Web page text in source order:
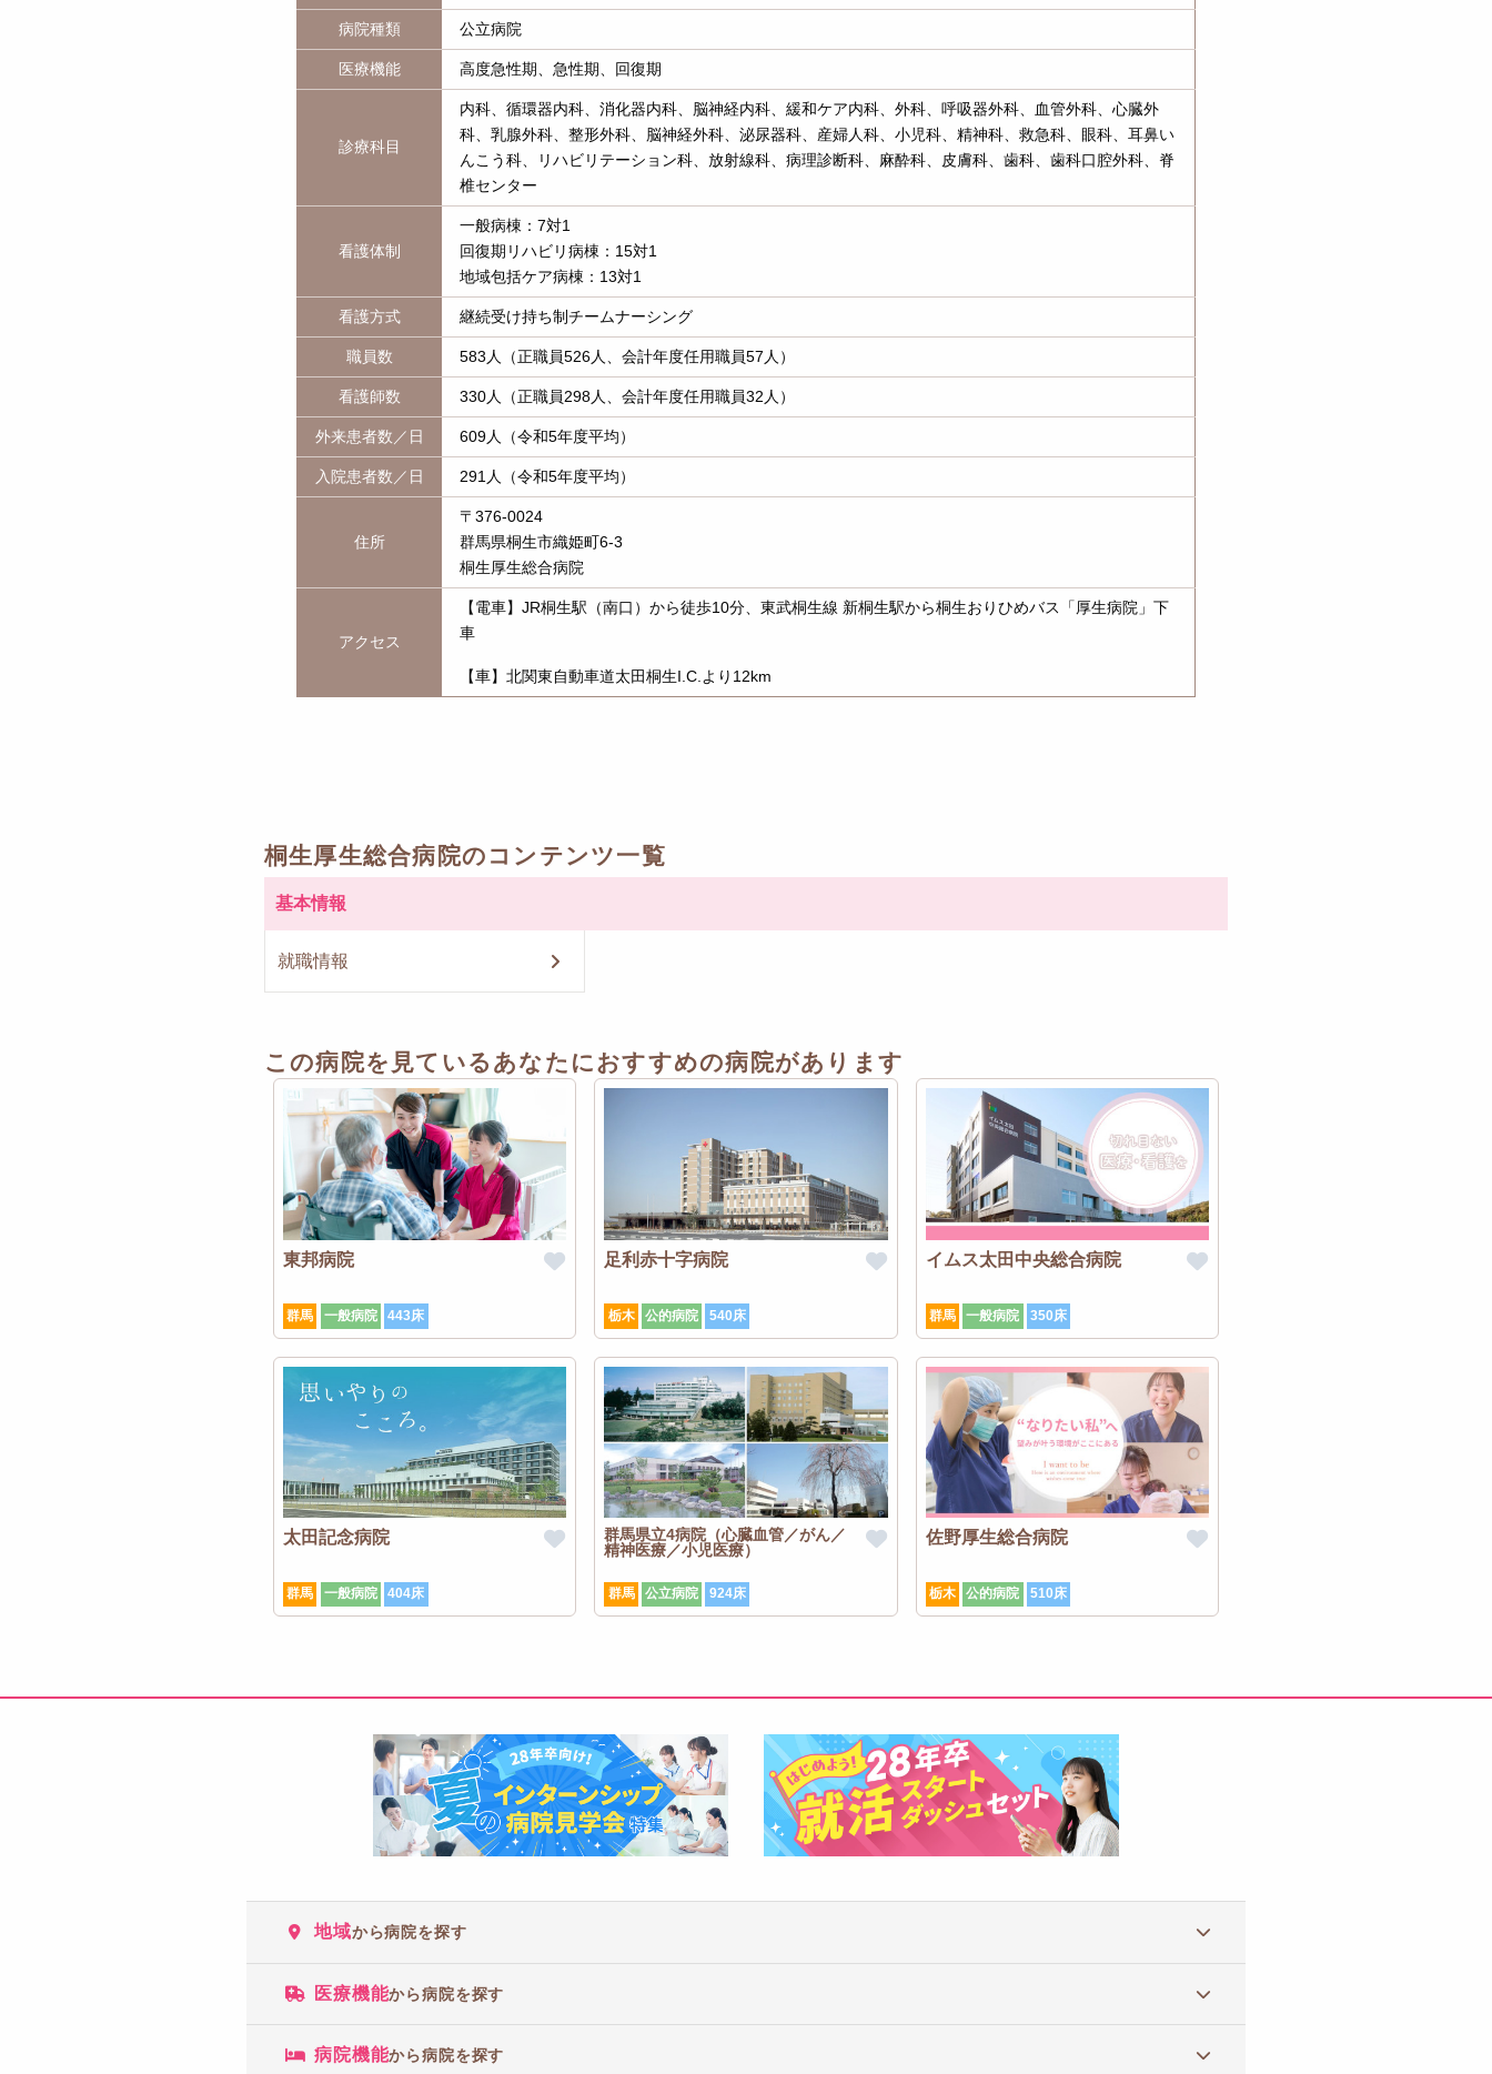
病院種類 公立病院
医療機能 高度急性期、急性期、回復期
診療科目
内科、循環器内科、消化器内科、脳神経内科、緩和ケア内科、外科、呼吸器外科、血管外科、心臓外
科、乳腺外科、整形外科、脳神経外科、泌尿器科、産婦人科、小児科、精神科、救急科、眼科、耳鼻い
んこう科、リハビリテーション科、放射線科、病理診断科、麻酔科、皮膚科、歯科、歯科口腔外科、脊
椎センター
看護体制
一般病棟：7対1
回復期リハビリ病棟：15対1
地域包括ケア病棟：13対1
看護方式 継続受け持ち制チームナーシング
職員数 583人（正職員526人、会計年度任用職員57人）
看護師数 330人（正職員298人、会計年度任用職員32人）
外来患者数／日 609人（令和5年度平均）
入院患者数／日 291人（令和5年度平均）
住所
〒376-0024
群馬県桐生市織姫町6-3
桐生厚生総合病院
アクセス
【電車】JR桐生駅（南口）から徒歩10分、東武桐生線 新桐生駅から桐生おりひめバス「厚生病院」下
車
【車】北関東自動車道太田桐生I.C.より12km
桐生厚生総合病院のコンテンツ一覧
基本情報
就職情報
この病院を見ているあなたにおすすめの病院があります
東邦病院
群馬 一般病院 443床
足利赤十字病院
栃木 公的病院 540床
イムス太田中央総合病院
群馬 一般病院 350床
太田記念病院
群馬 一般病院 404床
群馬県立4病院（心臓血管／がん／
精神医療／小児医療）
群馬 公立病院 924床
佐野厚生総合病院
栃木 公的病院 510床
地域から病院を探す
医療機能から病院を探す
病院機能から病院を探す